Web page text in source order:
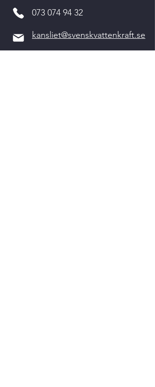
073 074 94 32
kansliet@svenskvattenkraft.se